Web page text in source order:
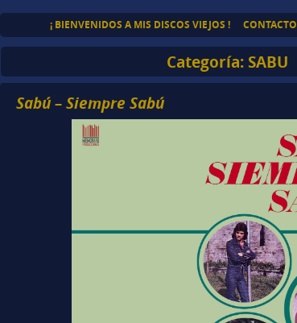
¡ BIENVENIDOS A MIS DISCOS VIEJOS ! CONTACTO
Categoría: SABU
Sabú – Siempre Sabú